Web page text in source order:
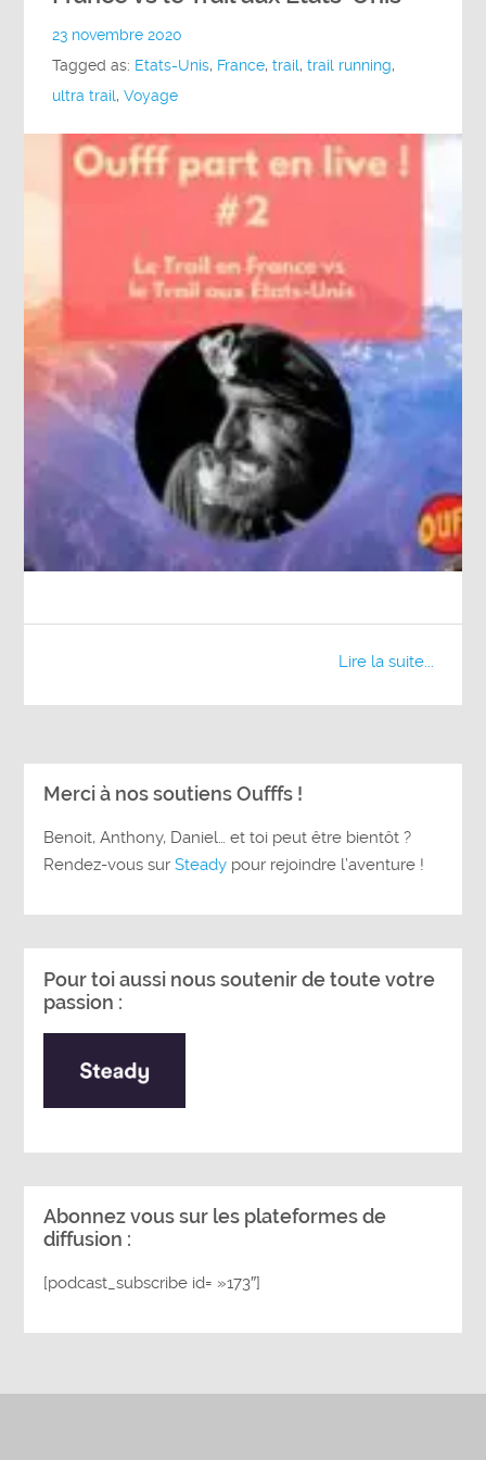
23 novembre 2020
Tagged as: Etats-Unis, France,trail,trail running,
ultra trail,Voyage
Lire la suite...
Merci à nos soutiens Oufffs !
Benoit, Anthony, Daniel… et toi peut être bientôt ?
Rendez-vous surSteady pour rejoindre l’aventure !
Pour toi aussi nous soutenir de toute votre
passion :
Abonnez vous sur les plateformes de
diffusion :
[podcast_subscribe id= »173″]